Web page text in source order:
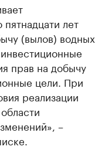
лет
(вылов) водных
прав на добычу
цели. При
реализации
–